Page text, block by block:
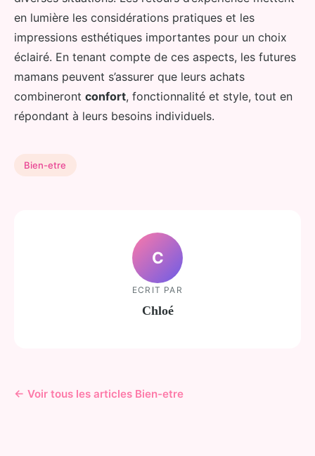
en lumière les considérations pratiques et les
impressions esthétiques importantes pour un choix
éclairé. En tenant compte de ces aspects, les futures
mamans peuvent s’assurer que leurs achats
combineront confort, fonctionnalité et style, tout en
répondant à leurs besoins individuels.
Bien-etre
C
ECRIT PAR
Chloé
← Voir tous les articles Bien-etre